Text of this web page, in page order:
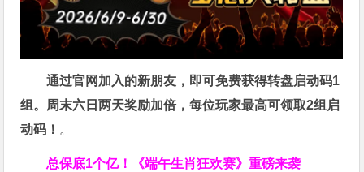
通过官网加入的新朋友，即可免费获得转盘启动码1
组。周末六日两天奖励加倍，每位玩家最高可领取2组启
动码！ 。
总保底1个亿！ 《端午生肖狂欢赛》重磅来袭